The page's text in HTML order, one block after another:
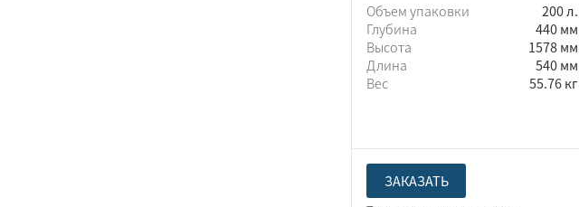
Объем упаковки
200 л.
Глубина
440 мм
Высота
1578 мм
Длина
540 мм
Вес
55.76 кг
ЗАКАЗАТЬ